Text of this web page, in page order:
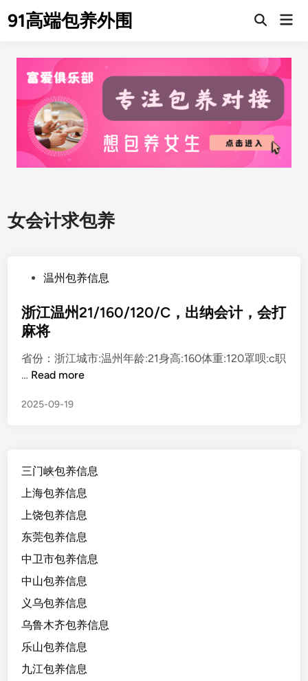
to91高端包养外围
女会计求包养
s
t
d
i
温州包养信息
浙江温州21/160/120/C，出纳会计，会打
麻将
省份：浙江城市:温州年龄:21身高:160体重:120罩呗:c职
… 浙
温
/
1
0
/
1
0
/
C
，
出
纳
Read more
2025-09-19
三门峡包养信息
上海包养信息
上饶包养信息
东莞包养信息
中卫市包养信息
中山包养信息
义乌包养信息
乌鲁木齐包养信息
乐山包养信息
九江包养信息